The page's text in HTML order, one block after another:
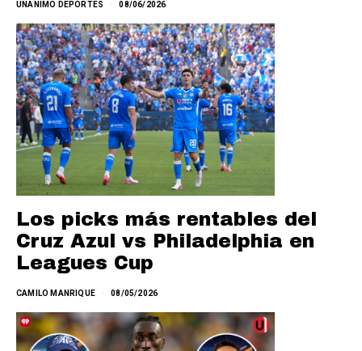
UNANIMO DEPORTES 08/06/2026
Los picks más rentables del
Cruz Azul vs Philadelphia en
Leagues Cup
CAMILO MANRIQUE 08/05/2026